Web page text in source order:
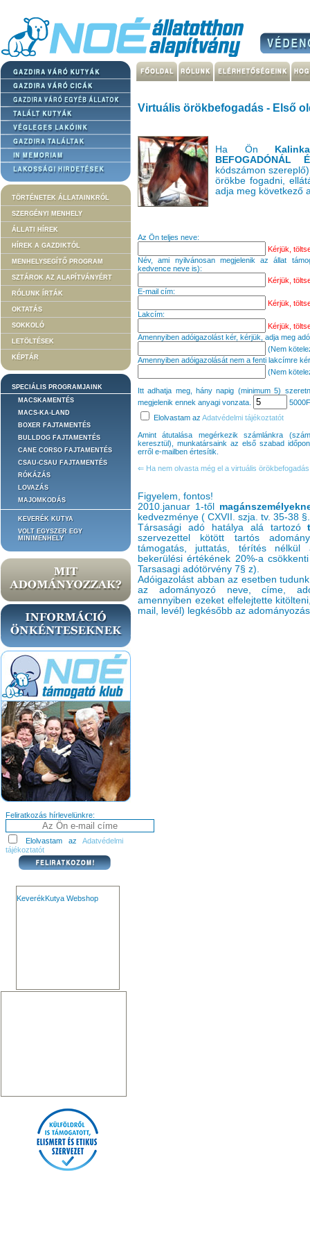
TÖRTÉNETEK ÁLLATAINKRÓL
SZERGÉNYI MENHELY
ÁLLATI HÍREK
HÍREK A GAZDIKTÓL
MENHELYSEGÍTŐ PROGRAM
SZTÁROK AZ ALAPÍTVÁNYÉRT
RÓLUNK ÍRTÁK
OKTATÁS
SOKKOLÓ
LETÖLTÉSEK
KÉPTÁR
SPECIÁLIS PROGRAMJAINK
MACSKAMENTÉS
MACS-KA-LAND
BOXER FAJTAMENTÉS
BULLDOG FAJTAMENTÉS
CANE CORSO FAJTAMENTÉS
CSAU-CSAU FAJTAMENTÉS
RÓKÁZÁS
LOVAZÁS
MAJOMKODÁS
KEVERÉK KUTYA
VOLT EGYSZER EGY
MINIMENHELY
Feliratkozás hírlevelünkre:
Elolvastam az Adatvédelmi
tájékoztatót
KeverékKutya Webshop
Virtuális örökbefogadás - Első
Ha Ön
BEFOGADÓNÁL
kódszámon
örökbe fogadni,
adja meg következő
Az Ön teljes neve:
Kérjük,
Név, ami nyilvánosan megjelenik az állat
kedvence neve is):
Kérjük,
E-mail cím:
Kérjük,
Lakcím:
Kérjük,
Amennyiben adóigazolást kér, kérjük, adja meg
(Nem
Amennyiben adóigazolását nem a fenti lakcímre
(Nem
Itt adhatja meg, hány napig (minimum 5)
megjelenik ennek anyagi vonzata.
5000
Elolvastam az Adatvédelmi tájékoztatót
Amint átutalása megérkezik számlánkra
keresztül), munkatársaink az első szabad
erről e-mailben értesítik.
⇐ Ha nem olvasta még el a virtuális
Figyelem, fontos!
2010.januar 1-től
kedvezménye ( CXVII. szja. tv. 35-38
Társasági adó hatálya alá tartozó
szervezettel kötött tartós
támogatás, juttatás, térítés nélkül
bekerülési értékének 20%-a
Tarsasagi adótörvény 7§ z).
Adóigazolást abban az esetben
az adományozó neve, címe,
amennyiben ezeket elfelejtette
mail, levél) legkésőbb az